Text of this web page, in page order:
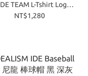
TEAM L-Tshirt Logo
網布 球衣 大學T 黑 綠
NT$1,280